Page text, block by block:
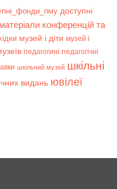
доступні
матеріали конференцій та
музей і діти музей і
педагогині педагогічні
шкільний музей шкільні
видань ювілеї